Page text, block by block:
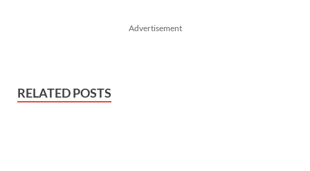
Advertisement
RELATED POSTS